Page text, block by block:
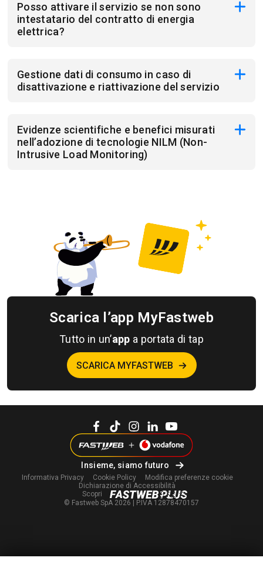
Posso attivare il servizio se non sono
intestatario del contratto di energia
elettrica?
Gestione dati di consumo in caso di
disattivazione e riattivazione del servizio
Evidenze scientifiche e benefici misurati
nell’adozione di tecnologie NILM (Non-
Intrusive Load Monitoring)
Scarica l’app MyFastweb
Tutto in un’app a portata di tap
SCARICA MYFASTWEB
© Fastweb SpA 2026 | P.IVA 12878470157
Insieme, siamo futuro
Informativa Privacy Cookie Policy Modifica preferenze cookie
Dichiarazione di Accessibilità
Scopri